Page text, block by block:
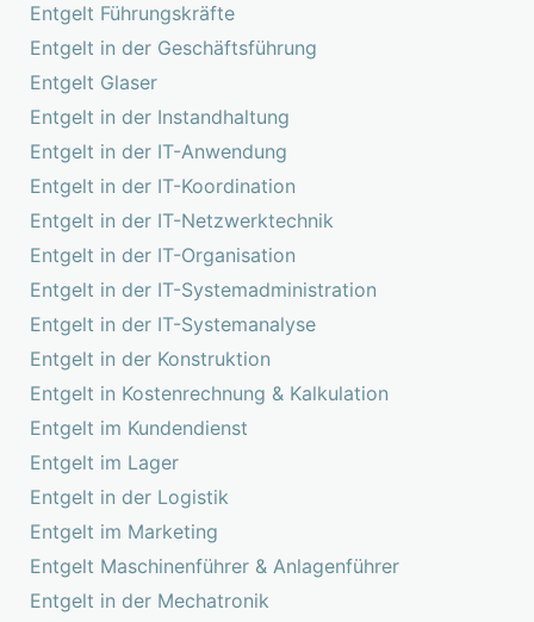
Entgelt Führungskräfte
Entgelt in der Geschäftsführung
Entgelt Glaser
Entgelt in der Instandhaltung
Entgelt in der IT-Anwendung
Entgelt in der IT-Koordination
Entgelt in der IT-Netzwerktechnik
Entgelt in der IT-Organisation
Entgelt in der IT-Systemadministration
Entgelt in der IT-Systemanalyse
Entgelt in der Konstruktion
Entgelt in Kostenrechnung & Kalkulation
Entgelt im Kundendienst
Entgelt im Lager
Entgelt in der Logistik
Entgelt im Marketing
Entgelt Maschinenführer & Anlagenführer
Entgelt in der Mechatronik